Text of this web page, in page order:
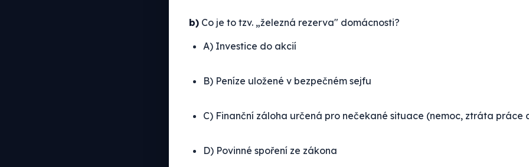
b) Co je to tzv. „železná rezerva" domácnosti?
A) Investice do akcií
B) Peníze uložené v bezpečném sejfu
C) Finanční záloha určená pro nečekané situace (nemoc, ztráta práce
D) Povinné spoření ze zákona